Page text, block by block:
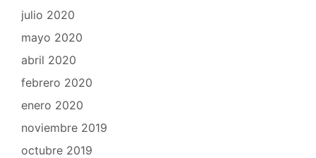
julio 2020
mayo 2020
abril 2020
febrero 2020
enero 2020
noviembre 2019
octubre 2019